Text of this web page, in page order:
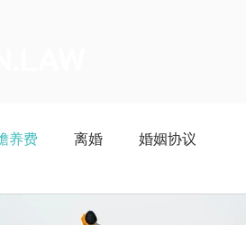
养费 离婚 婚姻协议